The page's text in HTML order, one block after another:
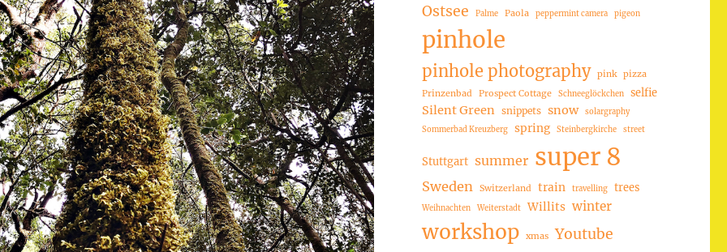
Ostsee Palme Paola peppermint camera pigeon
pinhole
pinhole photography pink pizza
Prinzenbad
Prospect Cottage Schneeglöckchen selfie
Silent Green snippets snow
solargraphy
Sommerbad Kreuzberg
spring Steinbergkirche street
Stuttgart summer super 8
Sweden Switzerland train travelling trees
Weihnachten Weiterstadt Willits winter
workshop xmas Youtube